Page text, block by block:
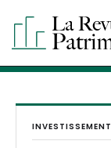
INVESTISSEMENT